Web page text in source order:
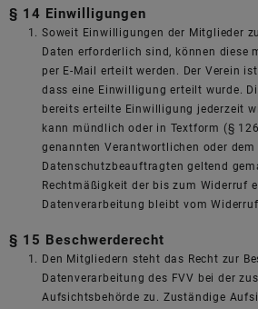
§ 14 Einwilligungen
Soweit Einwilligungen der Mitglieder
Daten erforderlich sind, können diese
per E-Mail erteilt werden. Der Verein
dass eine Einwilligung erteilt wurde.
bereits erteilte Einwilligung jederzeit
kann mündlich oder in Textform (§
genannten Verantwortlichen oder dem
Datenschutzbeauftragten geltend
Rechtmäßigkeit der bis zum Widerruf
Datenverarbeitung bleibt vom
§ 15 Beschwerderecht
Den Mitgliedern steht das Recht zur
Datenverarbeitung des FVV bei der
Aufsichtsbehörde zu. Zuständige